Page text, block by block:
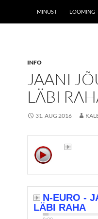
MINUST LOOMING
INFO
JAANI
LÄBI
31. AUG 2016
N-EURO -
LÄBI RAHA